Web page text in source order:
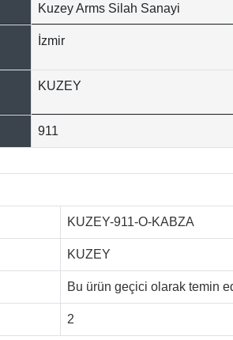
Kuzey Arms Silah Sanayi
İzmir
KUZEY
911
KUZEY-911-O-KABZA
KUZEY
Bu ürün geçici olarak temin
2